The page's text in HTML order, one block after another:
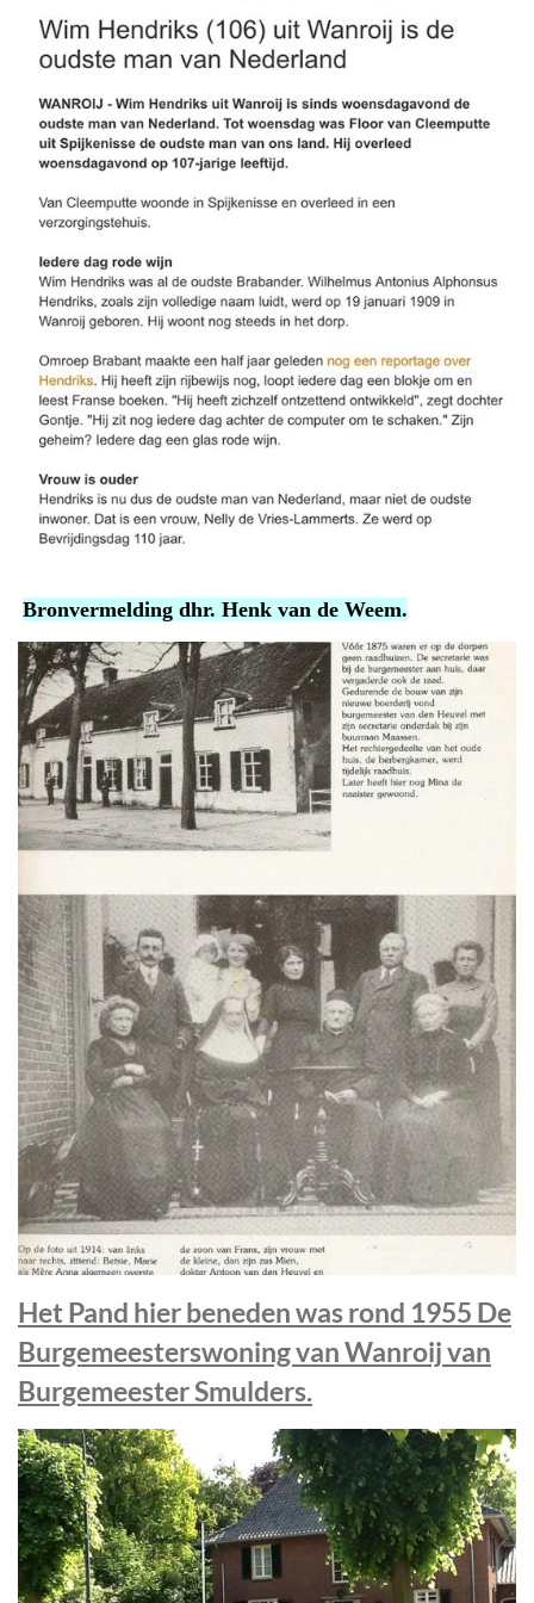
Bronvermelding dhr. Henk van de Weem.
Het Pand hier beneden was rond 1955 De
Burgemeesterswoning van Wanroij van
Burgemeester Smulders.